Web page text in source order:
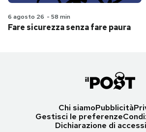
6 agosto 26 - 58 min
Fare sicurezza senza fare paura
Chi siamoPubblicità
Gestisci le preferenze
Dichiarazione di